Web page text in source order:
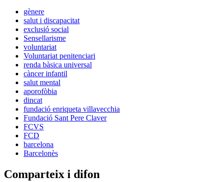
gènere
salut i discapacitat
exclusió social
Sensellarisme
voluntariat
Voluntariat penitenciari
renda bàsica universal
càncer infantil
salut mental
aporofòbia
dincat
fundació enriqueta villavecchia
Fundació Sant Pere Claver
FCVS
FCD
barcelona
Barcelonès
Comparteix i difon